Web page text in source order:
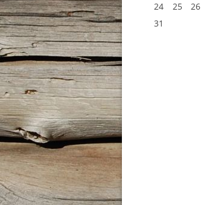
24
25 26
31